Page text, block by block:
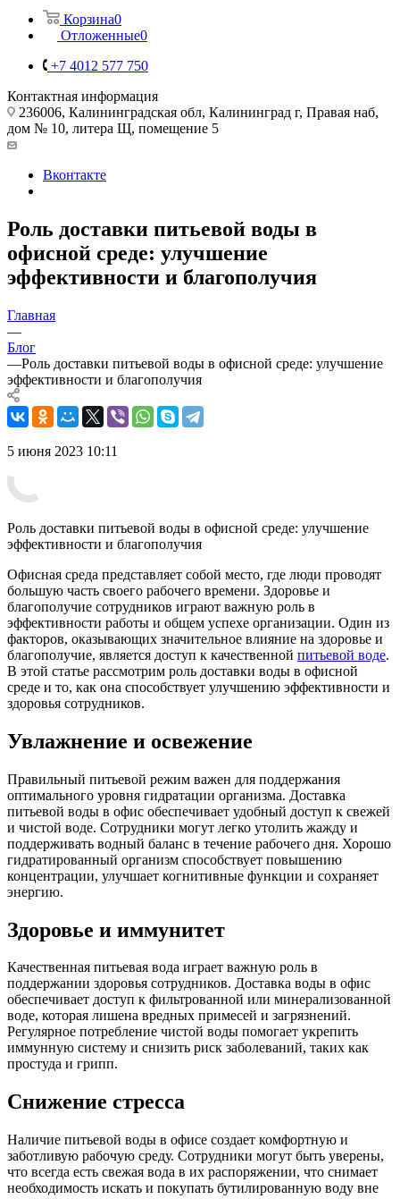
Корзина0
Отложенные0
+7 4012 577 750
Контактная информация
236006, Калининградская обл, Калининград г, Правая наб,
дом № 10, литера Щ, помещение 5
Вконтакте
Роль доставки питьевой воды в
офисной среде: улучшение
эффективности и благополучия
Главная
—
Блог
—Роль доставки питьевой воды в офисной среде: улучшение
эффективности и благополучия
5 июня 2023 10:11
Роль доставки питьевой воды в офисной среде: улучшение
эффективности и благополучия
Офисная среда представляет собой место, где люди проводят
большую часть своего рабочего времени. Здоровье и
благополучие сотрудников играют важную роль в
эффективности работы и общем успехе организации. Один из
факторов, оказывающих значительное влияние на здоровье и
благополучие, является доступ к качественной питьевой воде.
В этой статье рассмотрим роль доставки воды в офисной
среде и то, как она способствует улучшению эффективности и
здоровья сотрудников.
Увлажнение и освежение
Правильный питьевой режим важен для поддержания
оптимального уровня гидратации организма. Доставка
питьевой воды в офис обеспечивает удобный доступ к свежей
и чистой воде. Сотрудники могут легко утолить жажду и
поддерживать водный баланс в течение рабочего дня. Хорошо
гидратированный организм способствует повышению
концентрации, улучшает когнитивные функции и сохраняет
энергию.
Здоровье и иммунитет
Качественная питьевая вода играет важную роль в
поддержании здоровья сотрудников. Доставка воды в офис
обеспечивает доступ к фильтрованной или минерализованной
воде, которая лишена вредных примесей и загрязнений.
Регулярное потребление чистой воды помогает укрепить
иммунную систему и снизить риск заболеваний, таких как
простуда и грипп.
Снижение стресса
Наличие питьевой воды в офисе создает комфортную и
заботливую рабочую среду. Сотрудники могут быть уверены,
что всегда есть свежая вода в их распоряжении, что снимает
необходимость искать и покупать бутилированную воду вне